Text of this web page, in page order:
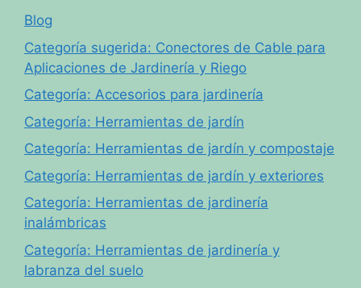
Blog
Categoría sugerida: Conectores de Cable para
Aplicaciones de Jardinería y Riego
Categoría: Accesorios para jardinería
Categoría: Herramientas de jardín
Categoría: Herramientas de jardín y compostaje
Categoría: Herramientas de jardín y exteriores
Categoría: Herramientas de jardinería
inalámbricas
Categoría: Herramientas de jardinería y
labranza del suelo